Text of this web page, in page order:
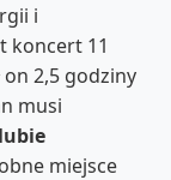
i
koncert 11
2,5 godziny
musi
miejsce